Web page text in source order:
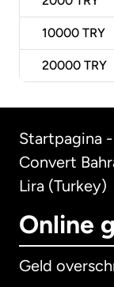
10000 TRY
20000 TRY
Startpagina
Convert
Lira (Turkey)
Online
Geld